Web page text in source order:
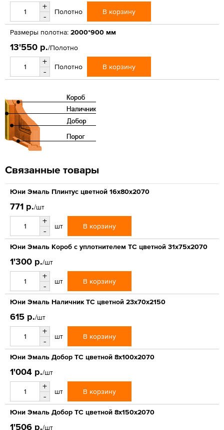
+
-
Полотно В корзину
Размеры полотна: 2000*900 мм
13'550 р./Полотно
+
-
Полотно В корзину
Связанные товары
Юни Эмаль Плинтус цветной 16x80x2070
771 р./шт
+
-
шт В корзину
Юни Эмаль Короб с уплотнителем ТС цветной 31x75x2070
1'300 р./шт
+
-
шт В корзину
Юни Эмаль Наличник ТС цветной 23x70x2150
615 р./шт
+
-
шт В корзину
Юни Эмаль Добор ТС цветной 8x100x2070
1'004 р./шт
+
-
шт В корзину
Юни Эмаль Добор ТС цветной 8x150x2070
1'506 р./шт